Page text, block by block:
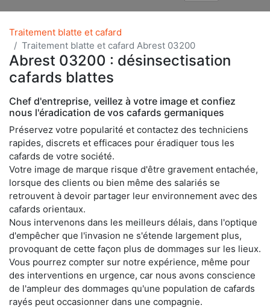
Traitement blatte et cafard
Traitement blatte et cafard Abrest 03200
Abrest 03200 : désinsectisation
cafards blattes
Chef d'entreprise, veillez à votre image et confiez
nous l'éradication de vos cafards germaniques
Préservez votre popularité et contactez des techniciens
rapides, discrets et efficaces pour éradiquer tous les
cafards de votre société.
Votre image de marque risque d'être gravement entachée,
lorsque des clients ou bien même des salariés se
retrouvent à devoir partager leur environnement avec des
cafards orientaux.
Nous intervenons dans les meilleurs délais, dans l'optique
d'empêcher que l'invasion ne s'étende largement plus,
provoquant de cette façon plus de dommages sur les lieux.
Vous pourrez compter sur notre expérience, même pour
des interventions en urgence, car nous avons conscience
de l'ampleur des dommages qu'une population de cafards
rayés peut occasionner dans une compagnie.